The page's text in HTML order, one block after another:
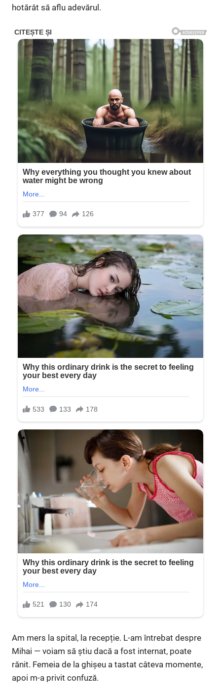
hotărât să aflu adevărul.
Am mers la spital, la recepție. L-am întrebat despre
Mihai — voiam să știu dacă a fost internat, poate
rănit. Femeia de la ghișeu a tastat câteva momente,
apoi m-a privit confuză.